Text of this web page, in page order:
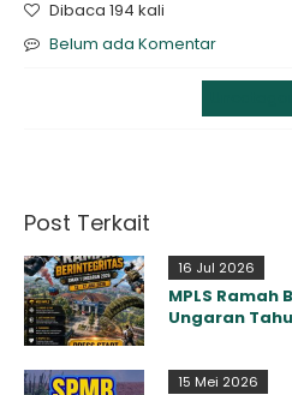
Dibaca 194 kali
Belum ada Komentar
Post Terkait
16 Jul 2026
MPLS Ramah
Ungaran
15 Mei 2026